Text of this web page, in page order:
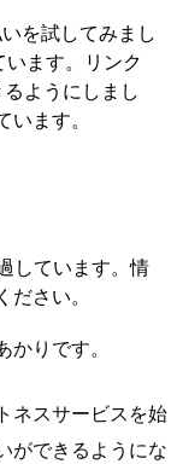
を試してみまし
ます。リンク
ようにしまし
ます。
しています。情
さい。
りです。
ネスサービスを始
ができるようにな